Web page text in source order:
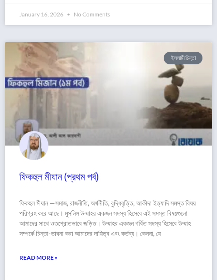
January 16, 2026 No Comments
ইসলামী চিন্তা
ফিকহুল মীযান (প্রথম পর্ব)
ফিকহুল মীযান —সমাজ, রাজনীতি, অর্থনীতি, বুদ্ধিবৃত্তি, আকীদা ইত্যাদি সমস্ত বিষয়
পরিগ্রহ করে আছে। মুসলিম উম্মাহর একজন সদস্য হিসেবে এই সমস্ত বিষয়গুলো
আমাদের সাথে ওতপ্রোতভাবে জড়িত। উম্মাহর একজন গর্বিত সদস্য হিসেবে উম্মাহ
সম্পর্কে চিন্তা-ভাবনা করা আমাদের দায়িত্ব এবং কর্তব্য। কেননা, যে
READ MORE »